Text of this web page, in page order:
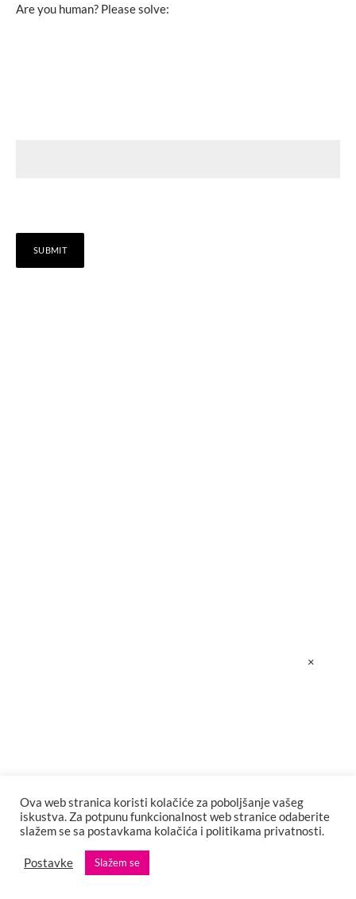
Are you human? Please solve:
POPULARNO
Ova web stranica koristi kolačiće za poboljšanje vašeg
iskustva. Za potpunu funkcionalnost web stranice odaberite
slažem se sa postavkama kolačića i politikama privatnosti.
Postavke Slažem se
×